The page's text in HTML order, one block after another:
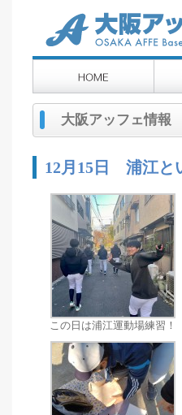
大阪アッフェ情報
12月15日 浦江と
この日は浦江運動場練習！